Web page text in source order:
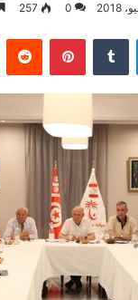
0
257
لينكدإن بينتيريست